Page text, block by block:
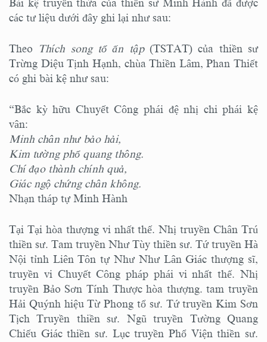
Bài kệ truyền thừa của thiền sư Minh Hành đã được
các tư liệu dưới đây ghi lại như sau:
Theo Thích song tổ ấn tập(TSTAT) của thiền sư
Trừng Diệu Tịnh Hạnh, chùa Thiền Lâm, Phan Thiết
có ghi bài kệ như sau:
“Bắc kỳ hữu Chuyết Công phái đệ nhị chi phái kệ
vân:
Minh chân như bảo hải,
Kim tường phổ quang thông.
Chí đạo thành chính quả,
Giác ngộ chứng chân không.
Nhạn tháp tự Minh Hành
Tại Tại hòa thượng vi nhất thế. Nhị truyền Chân Trú
thiền sư. Tam truyền Như Tùy thiền sư. Tứ truyền Hà
Nội tỉnh Liên Tôn tự Như Như Lân Giác thượng sĩ,
truyền vi Chuyết Công pháp phái vi nhất thế. Nhị
truyền Bảo Sơn Tính Thược hòa thượng. tam truyền
Hải Quýnh hiệu Từ Phong tổ sư. Tứ truyền Kim Sơn
Tịch Truyền thiền sư. Ngũ truyền Tường Quang
Chiếu Giác thiền sư. Lục truyền Phổ Viện thiền sư.